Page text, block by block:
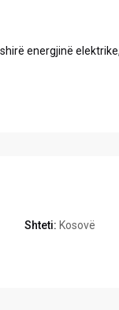
energjinë
Shteti: Kosovë